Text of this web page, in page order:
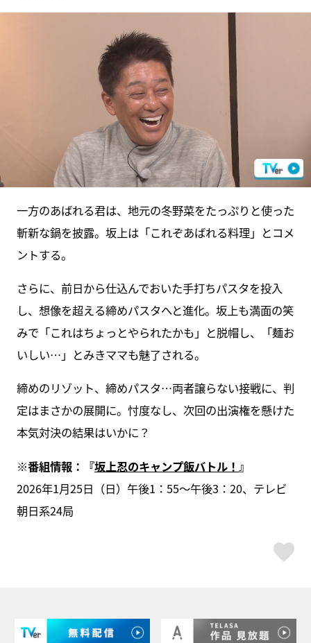
一方のあばれる君は、地元の冬野菜をたっぷりと使った
斬新な鍋を披露。坂上は「これぞあばれる料理」とコメ
ントする。
さらに、前日から仕込んでおいた手打ちパスタを投入
し、想像を超える締めパスタへと進化。坂上も満面の笑
みで「これはちょっとやられたかも」と脱帽し、「麺お
いしい…」とみきママも魅了される。
締めのリゾット、締めパスタ…両者譲らない接戦に、判
定はまさかの展開に。忖度なし、次回の出演権を懸けた
本気対決の結果はいかに？
※番組情報：『坂上忍のキャンプ飯バトル！ 』
2026年1月25日（日）午後1：55～午後3：20、テレビ
朝日系24局